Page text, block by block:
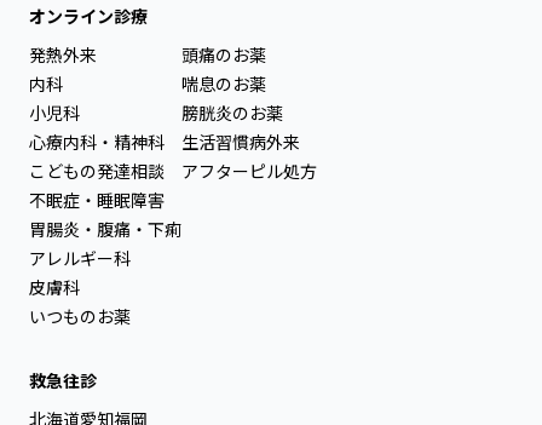
オンライン診療
発熱外来
内科
小児科
心療内科・精神科
こどもの発達相談
不眠症・睡眠障害
胃腸炎・腹痛・下痢
アレルギー科
皮膚科
いつものお薬
頭痛のお薬
喘息のお薬
膀胱炎のお薬
生活習慣病外来
アフターピル処方
救急往診
北海道愛知福岡